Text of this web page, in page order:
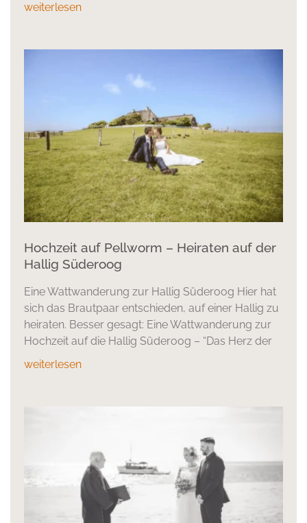
weiterlesen
Hochzeit auf Pellworm – Heiraten auf der
Hallig Süderoog
Eine Wattwanderung zur Hallig Süderoog Hier hat
sich das Brautpaar entschieden, auf einer Hallig zu
heiraten. Besser gesagt: Eine Wattwanderung zur
Hochzeit auf die Hallig Süderoog – “Das Herz der
weiterlesen